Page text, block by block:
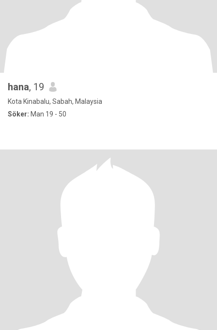
hana, 19
Kota Kinabalu, Sabah, Malaysia
Söker: Man 19 - 50